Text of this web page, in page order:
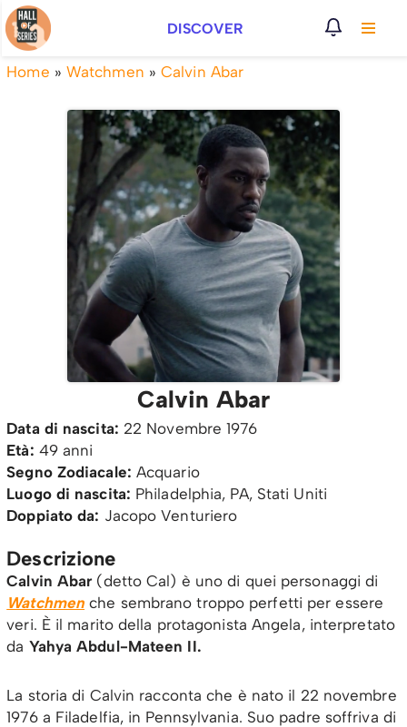
Vai
al
DISCOVER
Home » Watchmen »Calvin Abar
Calvin Abar
Data di nascita: 22 Novembre 1976
Età: 49 anni
Segno Zodiacale: Acquario
Luogo di nascita: Philadelphia, PA, Stati Uniti
Doppiato da: Jacopo Venturiero
Descrizione
Calvin Abar(detto Cal) è uno di quei personaggi di
Watchmen che sembrano troppo perfetti per essere
veri. È il marito della protagonista Angela, interpretato
da Yahya Abdul-Mateen II.
La storia di Calvin racconta che è nato il 22 novembre
1976 a Filadelfia, in Pennsylvania. Suo padre soffriva di